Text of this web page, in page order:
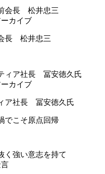
カイブ
長 松井忠三
カイブ
ア社長 冨安徳久氏
でこそ原点回帰